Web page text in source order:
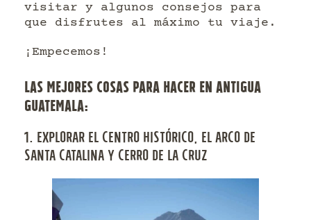
visitar y algunos consejos para
que disfrutes al máximo tu viaje.
¡Empecemos!
LAS MEJORES COSAS PARA HACER EN ANTIGUA
GUATEMALA:
1. EXPLORAR EL CENTRO HISTÓRICO, EL ARCO DE
SANTA CATALINA Y CERRO DE LA CRUZ